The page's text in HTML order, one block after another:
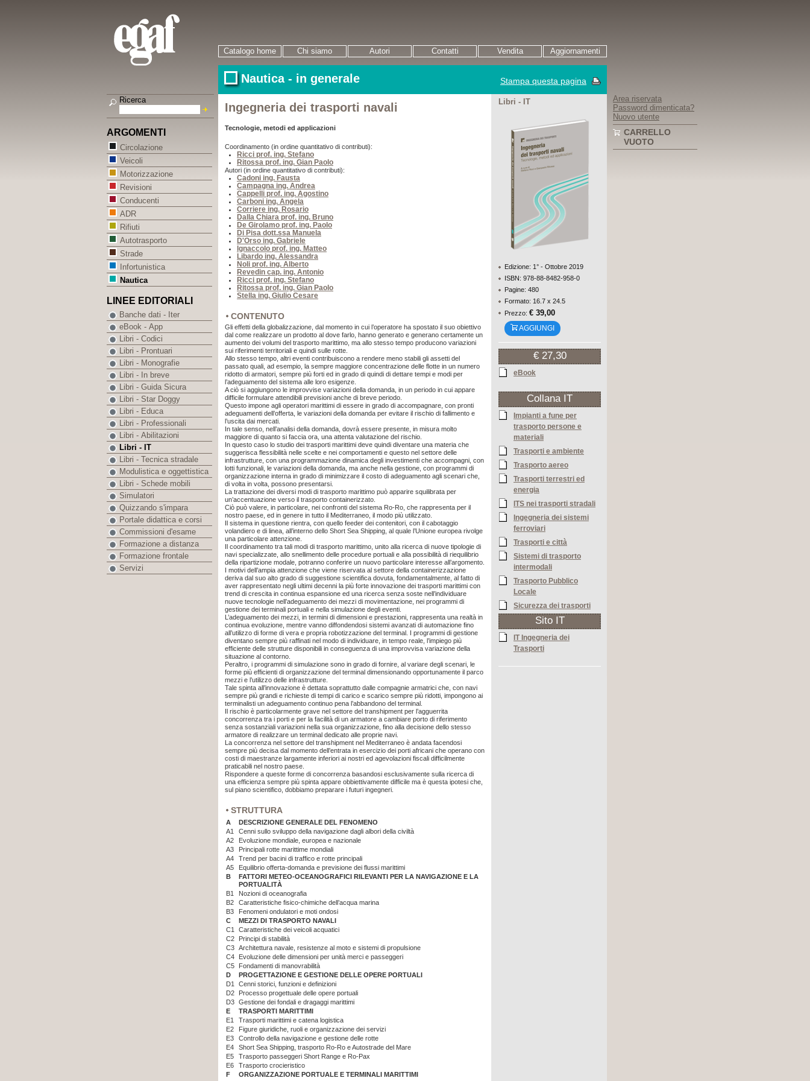
Catalogo home Chi siamo Autori Contatti Vendita Aggiornamenti
Nautica - in generale Stampa questa pagina
Ingegneria dei trasporti navali
Tecnologie, metodi ed applicazioni
Coordinamento (in ordine quantitativo di contributi):
Ricci prof. ing. Stefano
Ritossa prof. ing. Gian Paolo
Autori (in ordine quantitativo di contributi):
Cadoni ing. Fausta
Campagna ing. Andrea
Cappelli prof. ing. Agostino
Carboni ing. Angela
Corriere ing. Rosario
Dalla Chiara prof. ing. Bruno
De Girolamo prof. ing. Paolo
Di Pisa dott.ssa Manuela
D'Orso ing. Gabriele
Ignaccolo prof. ing. Matteo
Libardo ing. Alessandra
Noli prof. ing. Alberto
Revedin cap. ing. Antonio
Ricci prof. ing. Stefano
Ritossa prof. ing. Gian Paolo
Stella ing. Giulio Cesare
CONTENUTO
Gli effetti della globalizzazione, dal momento in cui l’operatore ha spostato il suo obiettivo
dal come realizzare un prodotto al dove farlo, hanno generato e generano certamente un
aumento dei volumi del trasporto marittimo, ma allo stesso tempo producono variazioni
sui riferimenti territoriali e quindi sulle rotte.
Allo stesso tempo, altri eventi contribuiscono a rendere meno stabili gli assetti del
passato quali, ad esempio, la sempre maggiore concentrazione delle flotte in un numero
ridotto di armatori, sempre più forti ed in grado di quindi di dettare tempi e modi per
l’adeguamento del sistema alle loro esigenze.
A ciò si aggiungono le improvvise variazioni della domanda, in un periodo in cui appare
difficile formulare attendibili previsioni anche di breve periodo.
Questo impone agli operatori marittimi di essere in grado di accompagnare, con pronti
adeguamenti dell’offerta, le variazioni della domanda per evitare il rischio di fallimento e
l’uscita dai mercati.
In tale senso, nell’analisi della domanda, dovrà essere presente, in misura molto
maggiore di quanto si faccia ora, una attenta valutazione del rischio.
In questo caso lo studio dei trasporti marittimi deve quindi diventare una materia che
suggerisca flessibilità nelle scelte e nei comportamenti e questo nel settore delle
infrastrutture, con una programmazione dinamica degli investimenti che accompagni, con
lotti funzionali, le variazioni della domanda, ma anche nella gestione, con programmi di
organizzazione interna in grado di minimizzare il costo di adeguamento agli scenari che,
di volta in volta, possono presentarsi.
La trattazione dei diversi modi di trasporto marittimo può apparire squilibrata per
un’accentuazione verso il trasporto containerizzato.
Ciò può valere, in particolare, nei confronti del sistema Ro-Ro, che rappresenta per il
nostro paese, ed in genere in tutto il Mediterraneo, il modo più utilizzato.
Il sistema in questione rientra, con quello feeder dei contenitori, con il cabotaggio
volandiero e di linea, all’interno dello Short Sea Shipping, al quale l’Unione europea rivolge
una particolare attenzione.
Il coordinamento tra tali modi di trasporto marittimo, unito alla ricerca di nuove tipologie di
navi specializzate, allo snellimento delle procedure portuali e alla possibilità di riequilibrio
della ripartizione modale, potranno conferire un nuovo particolare interesse all’argomento.
I motivi dell’ampia attenzione che viene riservata al settore della containerizzazione
deriva dal suo alto grado di suggestione scientifica dovuta, fondamentalmente, al fatto di
aver rappresentato negli ultimi decenni la più forte innovazione dei trasporti marittimi con
trend di crescita in continua espansione ed una ricerca senza soste nell’individuare
nuove tecnologie nell’adeguamento dei mezzi di movimentazione, nei programmi di
gestione dei terminali portuali e nella simulazione degli eventi.
L’adeguamento dei mezzi, in termini di dimensioni e prestazioni, rappresenta una realtà in
continua evoluzione, mentre vanno diffondendosi sistemi avanzati di automazione fino
all’utilizzo di forme di vera e propria robotizzazione del terminal. I programmi di gestione
diventano sempre più raffinati nel modo di individuare, in tempo reale, l’impiego più
efficiente delle strutture disponibili in conseguenza di una improvvisa variazione della
situazione al contorno.
Peraltro, i programmi di simulazione sono in grado di fornire, al variare degli scenari, le
forme più efficienti di organizzazione del terminal dimensionando opportunamente il parco
mezzi e l’utilizzo delle infrastrutture.
Tale spinta all’innovazione è dettata soprattutto dalle compagnie armatrici che, con navi
sempre più grandi e richieste di tempi di carico e scarico sempre più ridotti, impongono ai
terminalisti un adeguamento continuo pena l’abbandono del terminal.
Il rischio è particolarmente grave nel settore del transhipment per l’agguerrita
concorrenza tra i porti e per la facilità di un armatore a cambiare porto di riferimento
senza sostanziali variazioni nella sua organizzazione, fino alla decisione dello stesso
armatore di realizzare un terminal dedicato alle proprie navi.
La concorrenza nel settore del transhipment nel Mediterraneo è andata facendosi
sempre più decisa dal momento dell’entrata in esercizio dei porti africani che operano con
costi di maestranze largamente inferiori ai nostri ed agevolazioni fiscali difficilmente
praticabili nel nostro paese.
Rispondere a queste forme di concorrenza basandosi esclusivamente sulla ricerca di
una efficienza sempre più spinta appare obbiettivamente difficile ma è questa ipotesi che,
sul piano scientifico, dobbiamo preparare i futuri ingegneri.
STRUTTURA
A
DESCRIZIONE GENERALE DEL FENOMENO
A1
Cenni sullo sviluppo della navigazione dagli albori della civiltà
A2
Evoluzione mondiale, europea e nazionale
A3
Principali rotte marittime mondiali
A4
Trend per bacini di traffico e rotte principali
A5
Equilibrio offerta-domanda e previsione dei flussi marittimi
B
FATTORI METEO-OCEANOGRAFICI RILEVANTI PER LA NAVIGAZIONE E LA
PORTUALITÀ
B1
Nozioni di oceanografia
B2
Caratteristiche fisico-chimiche dell’acqua marina
B3
Fenomeni ondulatori e moti ondosi
C
MEZZI DI TRASPORTO NAVALI
C1
Caratteristiche dei veicoli acquatici
C2
Principi di stabilità
C3 Architettura navale, resistenze al moto e sistemi di propulsione
C4
Evoluzione delle dimensioni per unità merci e passeggeri
C5
Fondamenti di manovrabilità
D
PROGETTAZIONE E GESTIONE DELLE OPERE PORTUALI
D1
Cenni storici, funzioni e definizioni
D2
Processo progettuale delle opere portuali
D3 Gestione dei fondali e dragaggi marittimi
E
TRASPORTI MARITTIMI
E1
Trasporti marittimi e catena logistica
E2
Figure giuridiche, ruoli e organizzazione dei servizi
E3
Controllo della navigazione e gestione delle rotte
E4
Short Sea Shipping, trasporto Ro-Ro e Autostrade del Mare
E5
Trasporto passeggeri Short Range e Ro-Pax
E6
Trasporto crocieristico
F
ORGANIZZAZIONE PORTUALE E TERMINALI MARITTIMI
Libri - IT
Edizione: 1° - Ottobre 2019
ISBN: 978-88-8482-958-0
Pagine: 480
Formato: 16.7 x 24.5
Prezzo: € 39,00
AGGIUNGI
€ 27,30
eBook
Collana IT
Impianti a fune per
trasporto persone e
materiali
Trasporti e ambiente
Trasporto aereo
Trasporti terrestri ed
energia
ITS nei trasporti stradali
Ingegneria dei sistemi
ferroviari
Trasporti e città
Sistemi di trasporto
intermodali
Trasporto Pubblico
Locale
Sicurezza dei trasporti
Sito IT
IT Ingegneria dei
Trasporti
Ricerca
ARGOMENTI
Circolazione
Veicoli
Motorizzazione
Revisioni
Conducenti
ADR
Rifiuti
Autotrasporto
Strade
Infortunistica
Nautica
LINEE EDITORIALI
Banche dati - Iter
eBook - App
Libri - Codici
Libri - Prontuari
Libri - Monografie
Libri - In breve
Libri - Guida Sicura
Libri - Star Doggy
Libri - Educa
Libri - Professionali
Libri - Abilitazioni
Libri - IT
Libri - Tecnica stradale
Modulistica e oggettistica
Libri - Schede mobili
Simulatori
Quizzando s'impara
Portale didattica e corsi
Commissioni d'esame
Formazione a distanza
Formazione frontale
Servizi
Area riservata
Password dimenticata?
Nuovo utente
CARRELLO
VUOTO